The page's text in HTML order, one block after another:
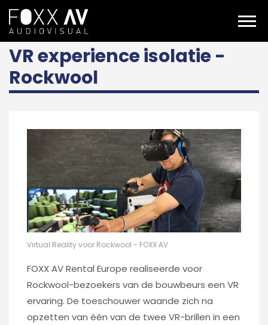
NL Projecten
VR experience isolatie -
Rockwool
Virtual Reality voor Rockwool - FOXX AV
FOXX AV Rental Europe realiseerde voor
Rockwool-bezoekers van de bouwbeurs een VR
ervaring. De toeschouwer waande zich na
opzetten van één van de twee VR-brillen in een